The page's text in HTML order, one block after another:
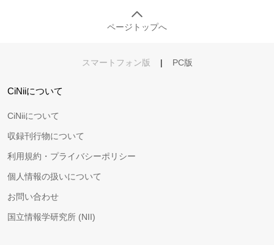
ページトップへ
スマートフォン版 | PC版
CiNiiについて
CiNiiについて
収録刊行物について
利用規約・プライバシーポリシー
個人情報の扱いについて
お問い合わせ
国立情報学研究所 (NII)